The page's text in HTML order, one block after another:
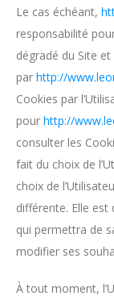
Le cas échéant,
responsabilité
dégradé du Site
par http://
Cookies par
pour http://
consulter les
fait du choix de
choix de
différente. Elle est
qui permettra de
modifier ses
À tout moment,